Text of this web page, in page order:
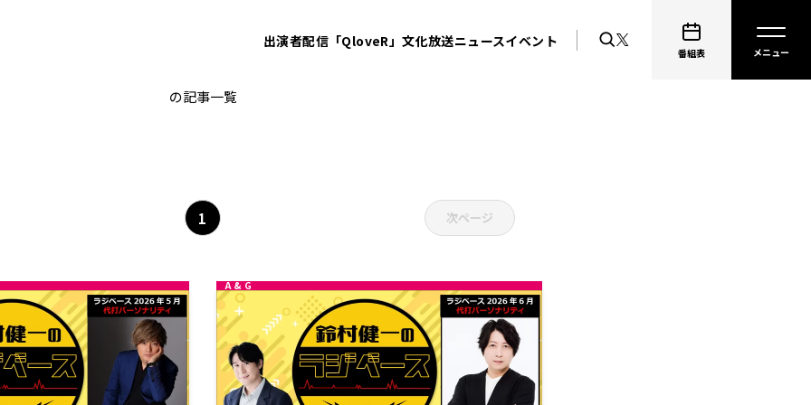
出演者配信「QloveR」文化放送ニュースイベント
番組表
AGABEMA
の記事一覧
1 次ページ